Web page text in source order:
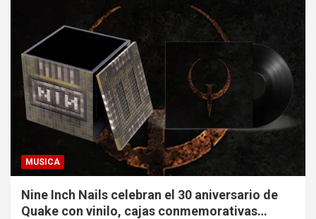
MUSICA
Nine Inch Nails celebran el 30 aniversario de
Quake con vinilo, cajas conmemorativas…